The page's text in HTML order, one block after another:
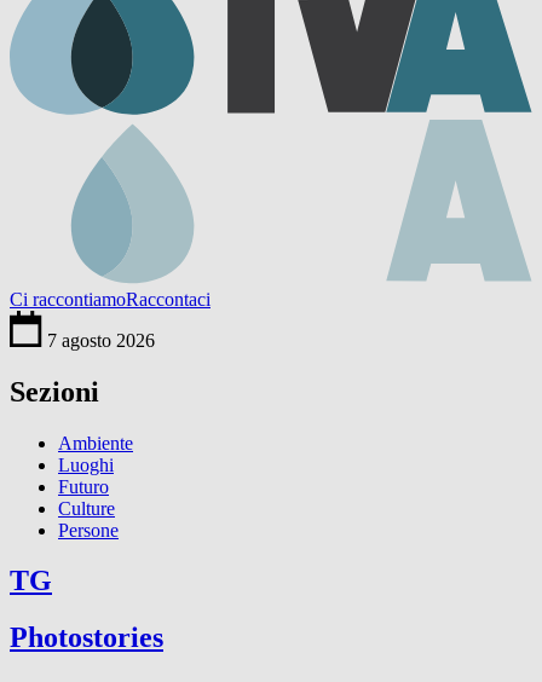
Ci raccontiamoRaccontaci
7 agosto 2026
Sezioni
Ambiente
Luoghi
Futuro
Culture
Persone
TG
Photostories